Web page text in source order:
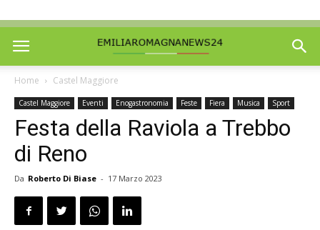
Home Castel Maggiore
Castel Maggiore Eventi Enogastronomia Feste Fiera Musica Sport
Festa della Raviola a Trebbo
di Reno
Da Roberto Di Biase - 17 Marzo 2023